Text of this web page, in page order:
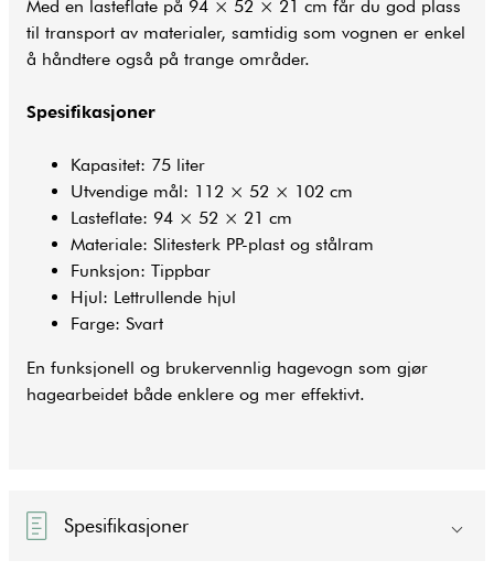
Med en lasteflate på 94 × 52 × 21 cm får du god plass
til transport av materialer, samtidig som vognen er enkel
å håndtere også på trange områder.
Spesifikasjoner
Kapasitet: 75 liter
Utvendige mål: 112 × 52 × 102 cm
Lasteflate: 94 × 52 × 21 cm
Materiale: Slitesterk PP-plast og stålram
Funksjon: Tippbar
Hjul: Lett­rullende hjul
Farge: Svart
En funksjonell og brukervennlig hagevogn som gjør
hagearbeidet både enklere og mer effektivt.
Spesifikasjoner